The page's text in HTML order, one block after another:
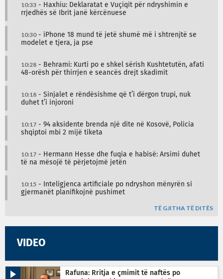
10:33 - Haxhiu: Deklaratat e Vuçiqit për ndryshimin e
rrjedhës së Ibrit janë kërcënuese
10:30- iPhone 18 mund të jetë shumë më i shtrenjtë se
modelet e tjera, ja pse
10:28 - Behrami: Kurti po e shkel sërish Kushtetutën, afati
48-orësh për thirrjen e seancës drejt skadimit
10:18 - Sinjalet e rëndësishme që t’i dërgon trupi, nuk
duhet t’i injoroni
10:17 - 94 aksidente brenda një dite në Kosovë, Policia
shqiptoi mbi 2 mijë tiketa
10:17 - Hermann Hesse dhe fuqia e habisë: Arsimi duhet
të na mësojë të përjetojmë jetën
10:15 - Inteligjenca artificiale po ndryshon mënyrën si
gjermanët planifikojnë pushimet
TË GJITHA TË DITËS
VIDEO
Rafuna: Rritja e çmimit të naftës po